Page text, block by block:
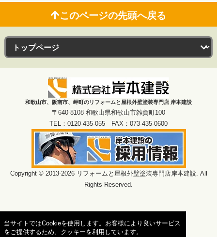
当サイトではCookieを使用します。お客様により良いサービス
をご提供するため、クッキーを利用しています。
このページの先頭へ戻る
和歌山市、阪南市、岬町のリフォームと屋根外壁塗装専門店 岸本建設
〒640-8108 和歌山県和歌山市雑賀町100
TEL：0120-435-055 FAX：073-435-0600
Copyright © 2013-2026 リフォームと屋根外壁塗装専門店岸本建設. All
Rights Reserved.